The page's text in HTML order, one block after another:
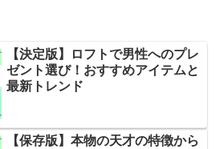
【決定版】ロフトで男性へのプレ
ゼント選び！おすすめアイテムと
最新トレンド
【保存版】本物の天才の特徴から